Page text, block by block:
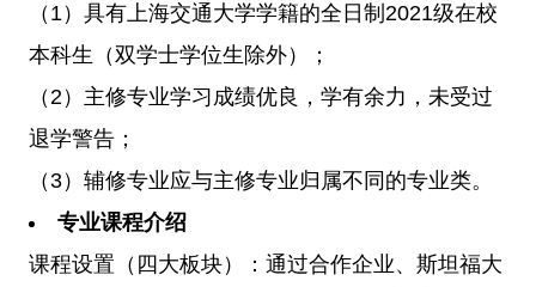
（1）具有上海交通大学学籍的全日制2021级在校
本科生（双学士学位生除外）；
（2）主修专业学习成绩优良，学有余力，未受过
退学警告；
（3）辅修专业应与主修专业归属不同的专业类。
专业课程介绍
课程设置（四大板块）：通过合作企业、斯坦福大